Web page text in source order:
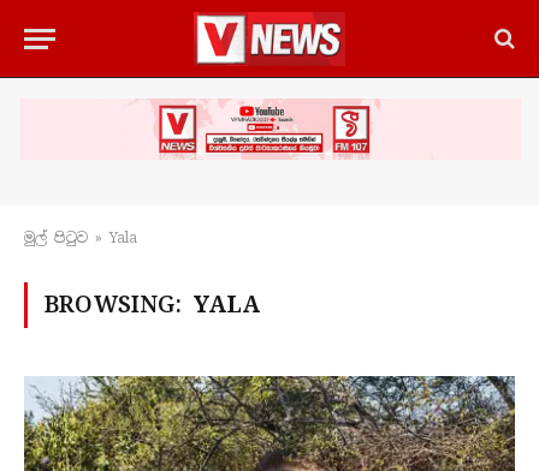
මුල් පිටු​ව »Yala
BROWSING: YALA